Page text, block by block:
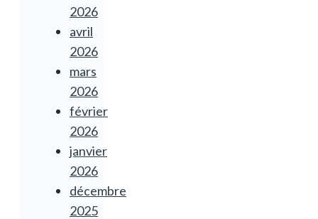
2026
avril
2026
mars
2026
février
2026
janvier
2026
décembre
2025